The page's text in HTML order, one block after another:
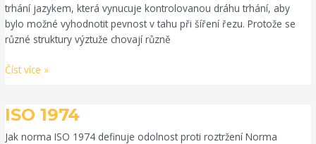
trhání jazykem, která vynucuje kontrolovanou dráhu trhání, aby
bylo možné vyhodnotit pevnost v tahu při šíření řezu. Protože se
různé struktury výztuže chovají různě
Číst více »
ISO 1974
Jak norma ISO 1974 definuje odolnost proti roztržení Norma
ISO